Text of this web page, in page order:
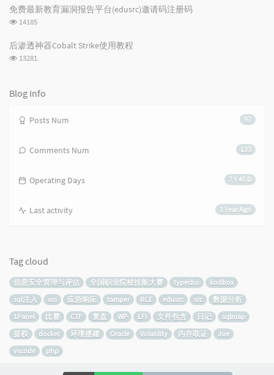
e
s
次
数:
免费最新教育漏洞报告平台(edusrc)邀请码注册码
浏
次
数:
14185
后渗透神器Cobalt Strike使用教程
浏
13281
Blog Info
97
Posts Num
133
Comments Num
7 Y 45 D
Operating Days
1 Year Ago
Last activity
Tag cloud
信息安全管理与评估 全国职业院校技能大赛 typecho
kodbox
sql注入
xss 应急响应 tamper RCE edusrc src
数据分析
1Panel
比赛 CTF 复盘 WP LFI 文件包含 日记
sqlmap
提权
docker 环境搭建 Oracle Volatility 内存取证
Joe
vscode
php